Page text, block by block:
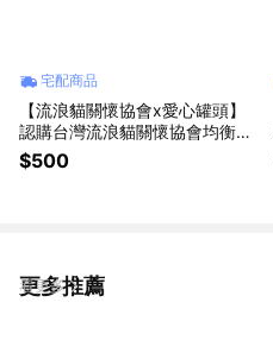
宅配商品
【流浪貓關懷協會x愛心罐頭】
認購台灣流浪貓關懷協會均衡主
食罐-12罐(購買者本人將不會收
到商品)
$500
更多推薦
看更多